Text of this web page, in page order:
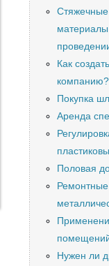
Как
компанию?
Покупка
Аренда
Половая
Нужен ли